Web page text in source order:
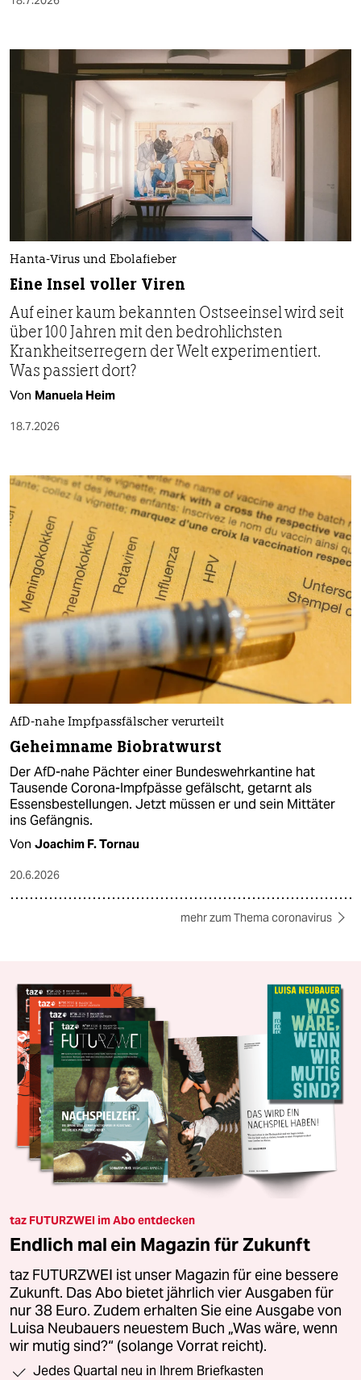
Hanta-Virus und Ebolafieber
Eine Insel voller Viren
Auf einer kaum bekannten Ostseeinsel wird seit
über 100 Jahren mit den bedrohlichsten
Krankheitserregern der Welt experimentiert.
Was passiert dort?
Von Manuela Heim
18.7.2026
AfD-nahe Impfpassfälscher verurteilt
Geheimname Biobratwurst
Der AfD-nahe Pächter einer Bundeswehrkantine hat
Tausende Corona-Impfpässe gefälscht, getarnt als
Essensbestellungen. Jetzt müssen er und sein Mittäter
ins Gefängnis.
Von Joachim F. Tornau
20.6.2026
mehr zum Thema coronavirus
taz FUTURZWEI im Abo entdecken
Endlich mal ein Magazin für Zukunft
taz FUTURZWEI ist unser Magazin für eine bessere
Zukunft. Das Abo bietet jährlich vier Ausgaben für
nur 38 Euro. Zudem erhalten Sie eine Ausgabe von
Luisa Neubauers neuestem Buch „Was wäre, wenn
wir mutig sind?“ (solange Vorrat reicht).
Jedes Quartal neu in Ihrem Briefkasten